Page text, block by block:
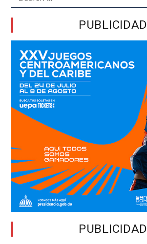
for:
PUBLICIDAD
PUBLICIDAD